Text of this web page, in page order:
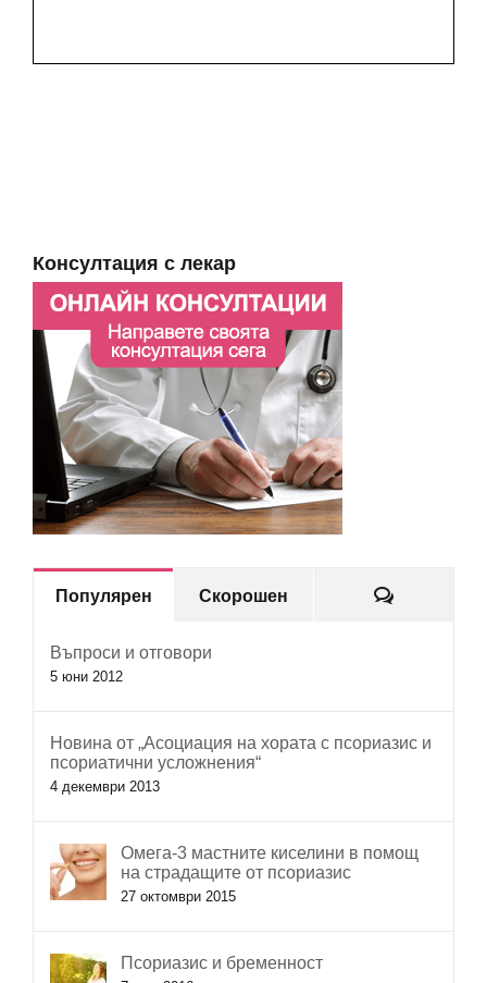
Консултация с лекар
Популярен Скорошен Коментари
Въпроси и отговори
5 юни 2012
Новина от „Асоциация на хората с псориазис и
псориатични усложнения“
4 декември 2013
Омега-3 мастните киселини в помощ
на страдащите от псориазис
27 октомври 2015
Псориазис и бременност